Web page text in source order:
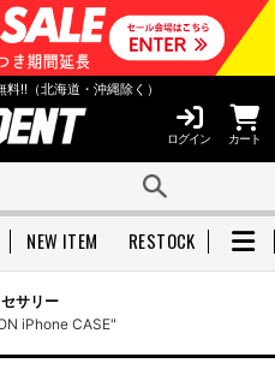
!!（北海道・沖縄除く）
ログイン カート
NEW ITEM RESTOCK
サリー
iPhone CASE"